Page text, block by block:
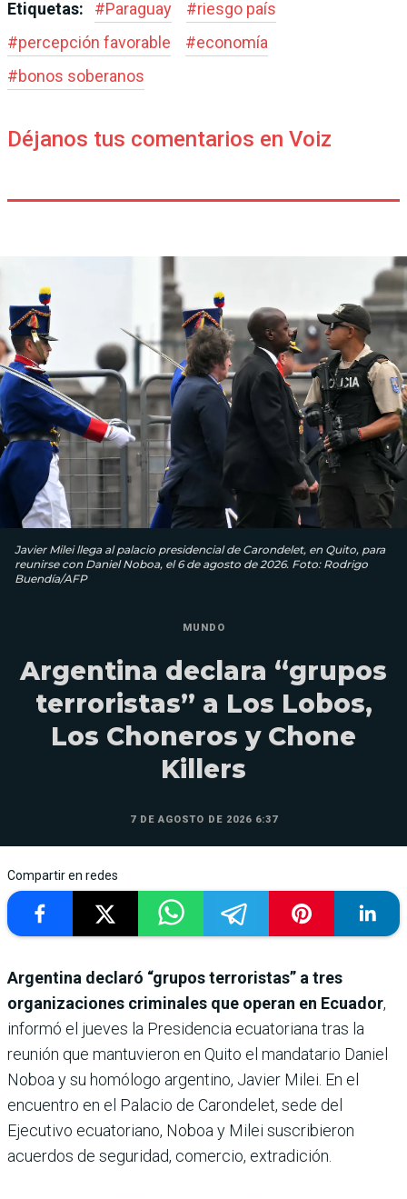
Etiquetas: #Paraguay #riesgo país
#percepción favorable #economía
#bonos soberanos
Déjanos tus comentarios en Voiz
Javier Milei llega al palacio presidencial de Carondelet, en Quito, para
reunirse con Daniel Noboa, el 6 de agosto de 2026. Foto: Rodrigo
Buendía/AFP
MUNDO
Argentina declara “grupos
terroristas” a Los Lobos,
Los Choneros y Chone
Killers
7 DE AGOSTO DE 2026 6:37
Compartir en redes
Argentina declaró “grupos terroristas” a tres
organizaciones criminales que operan en Ecuador,
informó el jueves la Presidencia ecuatoriana tras la
reunión que mantuvieron en Quito el mandatario Daniel
Noboa y su homólogo argentino, Javier Milei. En el
encuentro en el Palacio de Carondelet, sede del
Ejecutivo ecuatoriano, Noboa y Milei suscribieron
acuerdos de seguridad, comercio, extradición.